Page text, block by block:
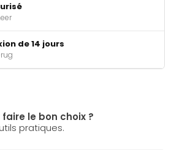
de 14 jours
le bon choix ?
pratiques.